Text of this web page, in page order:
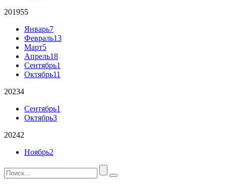
201955
Январь7
Февраль13
Март5
Апрель18
Сентябрь1
Октябрь11
20234
Сентябрь1
Октябрь3
20242
Ноябрь2